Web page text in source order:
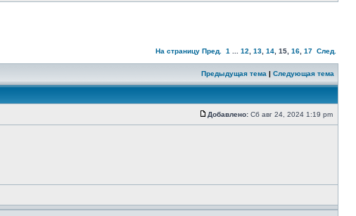
На страницу Пред. 1 12 13 14 15 16 17 След.
Предыдущая тема | Следующая тема
Добавлено: Сб авг 24, 2024 1:19 pm